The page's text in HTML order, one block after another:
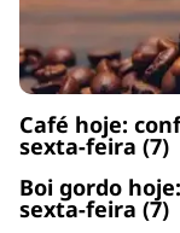
Café hoje:
sexta-feira (7)
Boi gordo
sexta-feira (7)